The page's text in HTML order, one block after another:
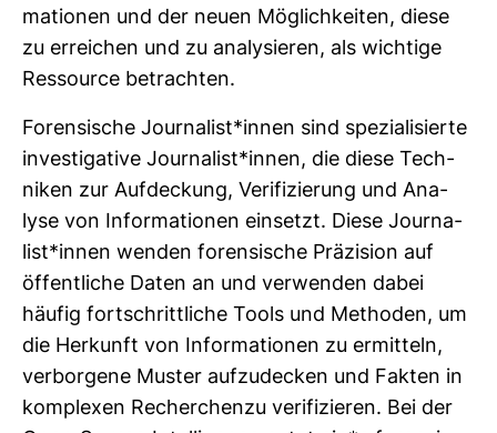
ma­tionen und der neuen Mög­lich­keiten, diese
zu errei­chen und zu ana­ly­sieren, als wich­tige
Res­source betrachten.
Foren­si­sche Jour­na­list*innen sind spe­zia­li­sierte
inves­ti­ga­tive Jour­na­list*innen, die diese Tech­
niken zur Auf­de­ckung, Veri­fi­zie­rung und Ana­
lyse von Infor­ma­tionen ein­setzt. Diese Jour­na­
list*innen wenden foren­si­sche Prä­zi­sion auf
öffent­liche Daten an und ver­wenden dabei
häufig fort­schritt­liche Tools und Methoden, um
die Her­kunft von Infor­ma­tionen zu ermit­teln,
ver­bor­gene Muster auf­zu­de­cken und Fakten in
kom­plexen Recher­chenzu veri­fi­zieren. Bei der